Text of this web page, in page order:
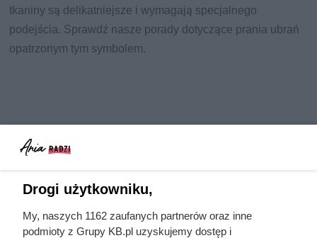
tkaniny są delikatniejsze i wymagają specjalnego
podejścia. Sprawdź nasze porady dotyczące prania ubrań
opatrzonym tym symbolem.
Drogi użytkowniku,
My, naszych 1162 zaufanych partnerów oraz inne
podmioty z Grupy KB.pl uzyskujemy dostęp i